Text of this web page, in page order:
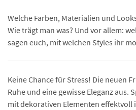
Welche Farben, Materialien und
Wie trägt man was? Und vor allem:
sagen euch, mit welchen Styles ihr
Keine Chance für Stress! Die neuen
Ruhe und eine gewisse Eleganz aus.
mit dekorativen Elementen effektvoll